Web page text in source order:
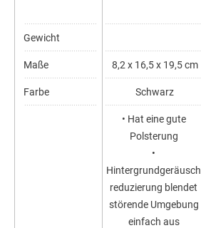
Gewicht
Maße
Farbe
8,2 x 16,5 x 19,5 cm
Schwarz
• Hat eine gute
Polsterung
•
Hintergrundgeräusch
reduzierung blendet
störende Umgebung
einfach aus